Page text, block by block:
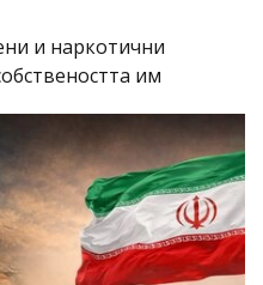
и наркотични
им